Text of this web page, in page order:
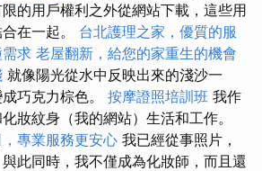
的用戶權利之外從網站下載，這些用
在一起。 台北護理之家，優質的服
求 老屋翻新，給您的家重生的機會
就像陽光從水中反映出來的淺沙一
巧克力棕色。 按摩證照培訓班 我作
妝紋身（我的網站）生活和工作。
專業服務更安心 我已經從事照片，
此同時，我不僅成為化妝師，而且還